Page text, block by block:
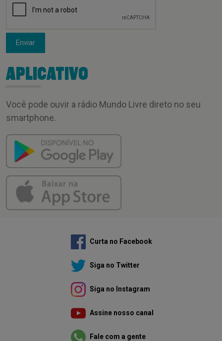
Enviar
APLICATIVO
Você pode ouvir a rádio Mundo Livre direto no seu
smartphone.
Curta no Facebook
Siga no Twitter
Siga no Instagram
Assine nosso canal
Fale com a gente